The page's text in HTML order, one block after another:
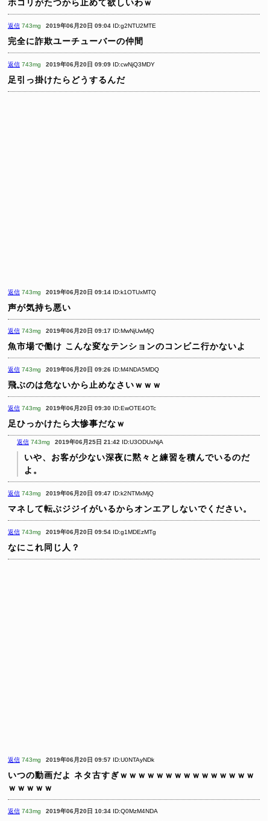
ホコリがたつから止めて欲しいわｗ
返信 743mg 2019年06月20日 09:04 ID:g2NTU2MTE
完全に詐欺ユーチューバーの仲間
返信 743mg 2019年06月20日 09:09 ID:cwNjQ3MDY
足引っ掛けたらどうするんだ
返信 743mg 2019年06月20日 09:14 ID:k1OTUxMTQ
声が気持ち悪い
返信 743mg 2019年06月20日 09:17 ID:MwNjUwMjQ
魚市場で働け こんな変なテンションのコンビニ行かないよ
返信 743mg 2019年06月20日 09:26 ID:M4NDA5MDQ
飛ぶのは危ないから止めなさいｗｗｗ
返信 743mg 2019年06月20日 09:30 ID:EwOTE4OTc
足ひっかけたら大惨事だなｗ
返信 743mg 2019年06月25日 21:42 ID:U3ODUxNjA
いや、お客が少ない深夜に黙々と練習を積んでいるのだ
よ。
返信 743mg 2019年06月20日 09:47 ID:k2NTMxMjQ
マネして転ぶジジイがいるからオンエアしないでください。
返信 743mg 2019年06月20日 09:54 ID:g1MDEzMTg
なにこれ同じ人？
返信 743mg 2019年06月20日 09:57 ID:U0NTAyNDk
いつの動画だよ ネタ古すぎｗｗｗｗｗｗｗｗｗｗｗｗｗｗｗ
ｗｗｗｗｗ
返信 743mg 2019年06月20日 10:34 ID:Q0MzM4NDA